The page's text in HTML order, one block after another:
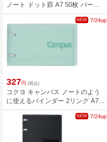
ノート ドット罫 A7 50枚 パープ
NEW 7/24up
327円 (税込)
コクヨ キャンパス ノートのよう
に使えるバインダー 2リング A7 7
NEW 7/24up